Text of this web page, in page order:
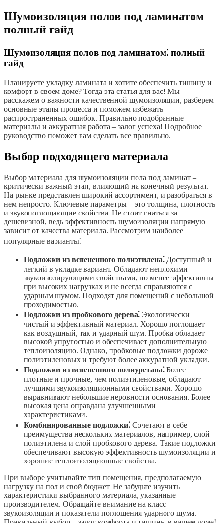
Шумоизоляция полов под ламинатом
полный гайд
Шумоизоляция полов под ламинатом⁚ полный
гайд
Планируете укладку ламината и хотите обеспечить тишину и
комфорт в своем доме? Тогда эта статья для вас! Мы
расскажем о важности качественной шумоизоляции, разберем
основные этапы процесса и поможем избежать
распространенных ошибок. Правильно подобранные
материалы и аккуратная работа – залог успеха! Подробное
руководство поможет вам сделать все правильно.
Выбор подходящего материала
Выбор материала для шумоизоляции пола под ламинат –
критически важный этап, влияющий на конечный результат.
На рынке представлен широкий ассортимент, и разобраться в
нем непросто. Ключевые параметры – это толщина, плотность
и звукопоглощающие свойства. Не стоит гнаться за
дешевизной, ведь эффективность шумоизоляции напрямую
зависит от качества материала. Рассмотрим наиболее
популярные варианты⁚
Подложки из вспененного полиэтилена⁚ Доступный и
легкий в укладке вариант. Обладают неплохими
звукоизолирующими свойствами, но менее эффективны
при высоких нагрузках и не всегда справляются с
ударным шумом. Подходят для помещений с небольшой
проходимостью.
Подложки из пробкового дерева⁚ Экологически
чистый и эффективный материал. Хорошо поглощает
как воздушный, так и ударный шум. Пробка обладает
высокой упругостью и обеспечивает дополнительную
теплоизоляцию. Однако, пробковые подложки дороже
полиэтиленовых и требуют более аккуратной укладки.
Подложки из вспененного полиуретана⁚ Более
плотные и прочные, чем полиэтиленовые, обладают
лучшими звукоизоляционными свойствами. Хорошо
выравнивают небольшие неровности основания. Более
высокая цена оправдана улучшенными
характеристиками.
Комбинированные подложки⁚ Сочетают в себе
преимущества нескольких материалов, например, слой
полиэтилена и слой пробкового дерева. Такие подложки
обеспечивают высокую эффективность шумоизоляции и
хорошие теплоизоляционные свойства.
При выборе учитывайте тип помещения, предполагаемую
нагрузку на пол и свой бюджет. Не забудьте изучить
характеристики выбранного материала, указанные
производителем. Обращайте внимание на класс
звукоизоляции и показатели поглощения ударного шума.